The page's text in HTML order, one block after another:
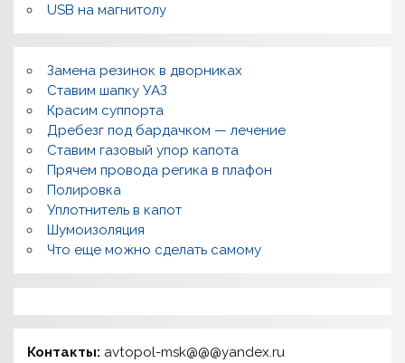
USB на магнитолу
Замена резинок в дворниках
Ставим шапку УАЗ
Красим суппорта
Дребезг под бардачком — лечение
Ставим газовый упор капота
Прячем провода регика в плафон
Полировка
Уплотнитель в капот
Шумоизоляция
Что еще можно сделать самому
Контакты: avtopol-msk@@@yandex.ru